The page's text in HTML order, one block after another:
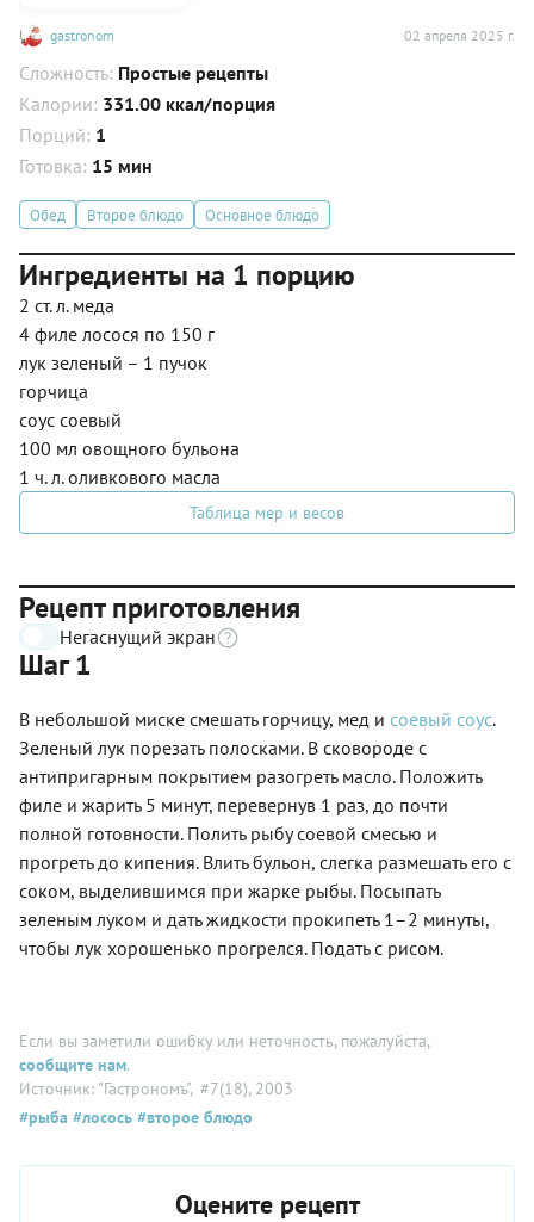
gastronom 02 апреля 2025 г.
Сложность: Простые рецепты
Калории: 331.00 ккал/порция
Порций: 1
Готовка: 15 мин
Обед Второе блюдо Основное блюдо
Ингредиенты на 1 порцию
2 ст. л. меда
4 филе лосося по 150 г
лук зеленый – 1 пучок
горчица
соус соевый
100 мл овощного бульона
1 ч. л. оливкового масла
Таблица мер и весов
Рецепт приготовления
Негаснущий экран
Шаг 1
В небольшой миске смешать горчицу, мед и соевый соус.
Зеленый лук порезать полосками. В сковороде с
антипригарным покрытием разогреть масло. Положить
филе и жарить 5 минут, перевернув 1 раз, до почти
полной готовности. Полить рыбу соевой смесью и
прогреть до кипения. Влить бульон, слегка размешать его с
соком, выделившимся при жарке рыбы. Посыпать
зеленым луком и дать жидкости прокипеть 1–2 минуты,
чтобы лук хорошенько прогрелся. Подать с рисом.
Если вы заметили ошибку или неточность, пожалуйста,
сообщите нам.
Источник: "Гастрономъ", #7(18), 2003
#рыба #лосось #второе блюдо
Оцените рецепт